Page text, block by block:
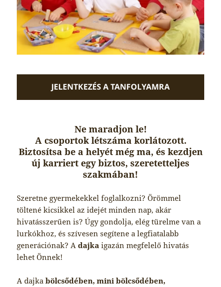
JELENTKEZÉS A TANFOLYAMRA
Ne maradjon le!
A csoportok létszáma korlátozott.
Biztosítsa be a helyét még ma, és kezdjen
új karriert egy biztos, szeretetteljes
szakmában!
Szeretne gyermekekkel foglalkozni? Örömmel
töltené kicsikkel az idejét minden nap, akár
hivatásszerűen is? Úgy gondolja, elég türelme van a
lurkókhoz, és szívesen segítene a legfiatalabb
generációnak? Adajka igazán megfelelő hivatás
lehet Önnek!
A dajkabölcsődében, mini bölcsődében,